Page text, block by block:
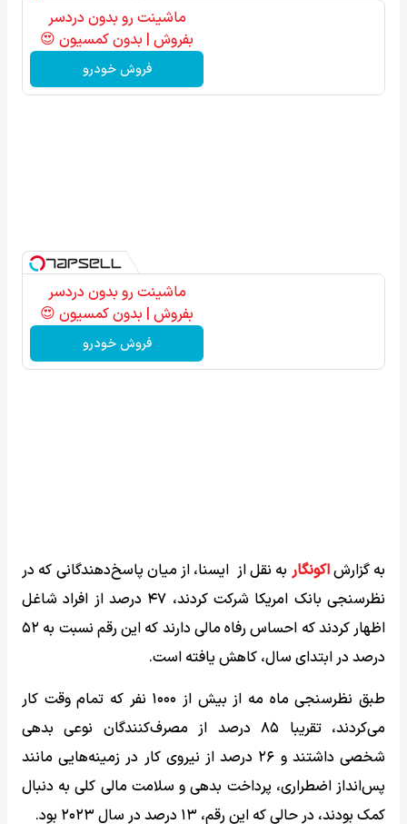
ماشینت رو بدون دردسر
بفروش | بدون کمسیون 😍
فروش خودرو
ماشینت رو بدون دردسر
بفروش | بدون کمسیون 😍
فروش خودرو
به گزارشاکونگار به نقل از ایسنا، از میان پاسخ‌دهندگانی که در
نظرسنجی بانک امریکا شرکت کردند، ۴۷ درصد از افراد شاغل
اظهار کردند که احساس رفاه مالی دارند که این رقم نسبت به ۵۲
درصد در ابتدای سال، کاهش یافته است.
طبق نظرسنجی ماه مه از بیش از ۱۰۰۰ نفر که تمام وقت کار
می‌کردند، تقریبا ۸۵ درصد از مصرف‌کنندگان نوعی بدهی
شخصی داشتند و ۲۶ درصد از نیروی کار در زمینه‌هایی مانند
پس‌انداز اضطراری، پرداخت بدهی و سلامت مالی کلی به دنبال
کمک بودند، در حالی که این رقم، ۱۳ درصد در سال ۲۰۲۳ بود.